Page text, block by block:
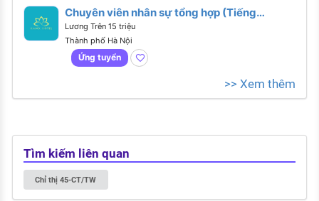
Chuyên viên nhân sự tổng hợp (Tiếng
Anh giao tiếp)
Lương Trên 15 triệu
Thành phố Hà Nội
Ứng tuyển
>> Xem thêm
Tìm kiếm liên quan
Chỉ thị 45-CT/TW